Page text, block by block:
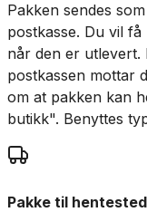
Pakken sendes
postkasse. Du vil
når den er utlevert.
postkassen mottar
om at pakken kan
butikk". Benyttes
Pakke til hentested